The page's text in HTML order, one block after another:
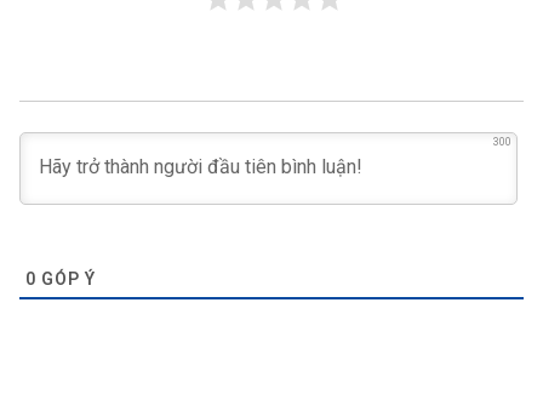
300
0 GÓP Ý